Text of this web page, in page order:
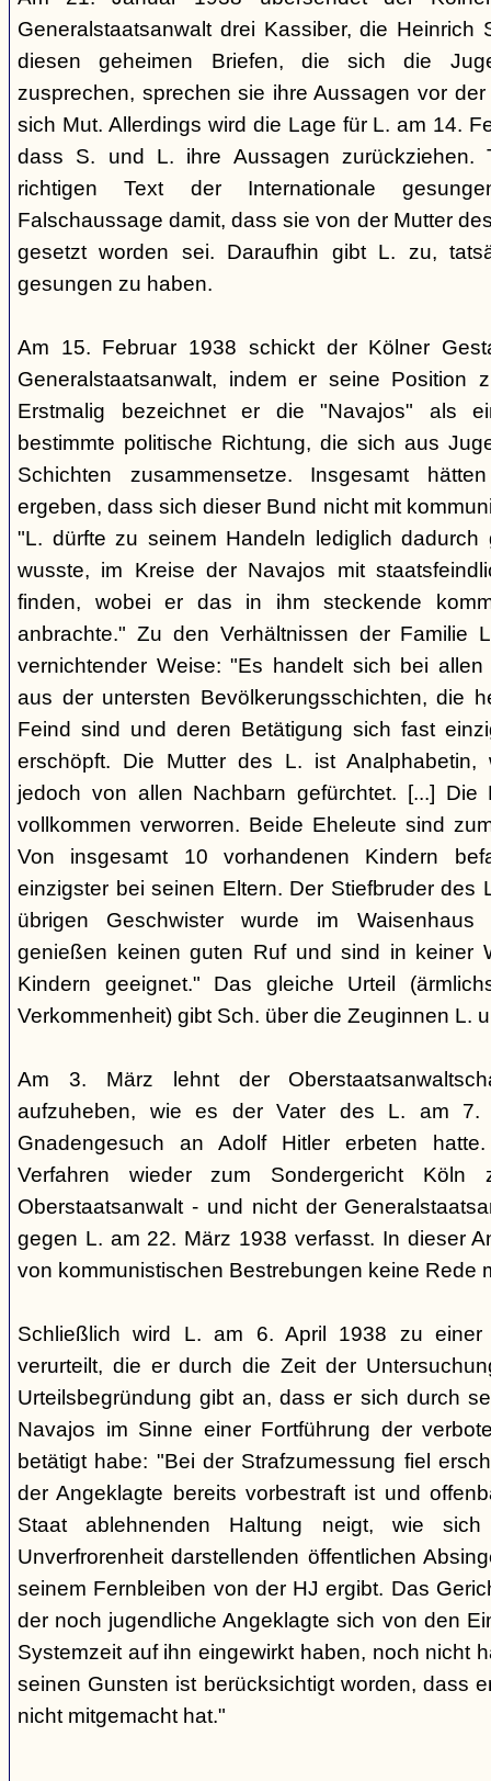
Generalstaatsanwalt drei Kassiber, die
diesen geheimen Briefen, die sich die
zusprechen, sprechen sie ihre Aussagen vor
sich Mut. Allerdings wird die Lage für L. am 14.
dass S. und L. ihre Aussagen zurückziehen.
richtigen Text der Internationale
Falschaussage damit, dass sie von der Mutter
gesetzt worden sei. Daraufhin gibt L. zu,
gesungen zu haben.
Am 15. Februar 1938 schickt der Kölner
Generalstaatsanwalt, indem er seine Position
Erstmalig bezeichnet er die "Navajos" als
bestimmte politische Richtung, die sich aus
Schichten zusammensetze. Insgesamt
ergeben, dass sich dieser Bund nicht mit
"L. dürfte zu seinem Handeln lediglich dadurch
wusste, im Kreise der Navajos mit
finden, wobei er das in ihm steckende
anbrachte." Zu den Verhältnissen der Familie
vernichtender Weise: "Es handelt sich bei
aus der untersten Bevölkerungsschichten, die
Feind sind und deren Betätigung sich fast
erschöpft. Die Mutter des L. ist Analphabetin,
jedoch von allen Nachbarn gefürchtet. [...] Die
vollkommen verworren. Beide Eheleute sind
Von insgesamt 10 vorhandenen Kindern
einzigster bei seinen Eltern. Der Stiefbruder des
übrigen Geschwister wurde im Waisenhaus
genießen keinen guten Ruf und sind in keiner
Kindern geeignet." Das gleiche Urteil
Verkommenheit) gibt Sch. über die Zeuginnen L.
Am 3. März lehnt der
aufzuheben, wie es der Vater des L. am 7.
Gnadengesuch an Adolf Hitler erbeten
Verfahren wieder zum Sondergericht Köln
Oberstaatsanwalt - und nicht der
gegen L. am 22. März 1938 verfasst. In dieser
von kommunistischen Bestrebungen keine Rede
Schließlich wird L. am 6. April 1938 zu einer
verurteilt, die er durch die Zeit der
Urteilsbegründung gibt an, dass er sich durch
Navajos im Sinne einer Fortführung der
betätigt habe: "Bei der Strafzumessung fiel
der Angeklagte bereits vorbestraft ist und
Staat ablehnenden Haltung neigt, wie
Unverfrorenheit darstellenden öffentlichen
seinem Fernbleiben von der HJ ergibt. Das
der noch jugendliche Angeklagte sich von den
Systemzeit auf ihn eingewirkt haben, noch nicht
seinen Gunsten ist berücksichtigt worden, dass
nicht mitgemacht hat."